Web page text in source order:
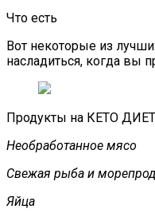
Что есть
Вот некоторые из
насладиться, когда вы
Продукты на КЕТО
Необработанное мясо
Свежая рыба и
Яйца